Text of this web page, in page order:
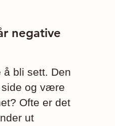
negative
bli sett. Den
og være
Ofte er det
ut